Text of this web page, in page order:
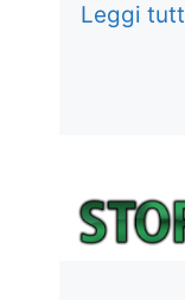
Leggi